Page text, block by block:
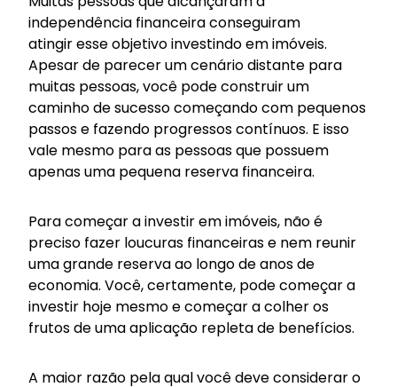
independência financeira conseguiram
atingir esse objetivo investindo em imóveis.
Apesar de parecer um cenário distante para
muitas pessoas, você pode construir um
caminho de sucesso começando com pequenos
passos e fazendo progressos contínuos. E isso
vale mesmo para as pessoas que possuem
apenas uma pequena reserva financeira.
Para começar a investir em imóveis, não é
preciso fazer loucuras financeiras e nem reunir
uma grande reserva ao longo de anos de
economia. Você, certamente, pode começar a
investir hoje mesmo e começar a colher os
frutos de uma aplicação repleta de benefícios.
A maior razão pela qual você deve considerar o